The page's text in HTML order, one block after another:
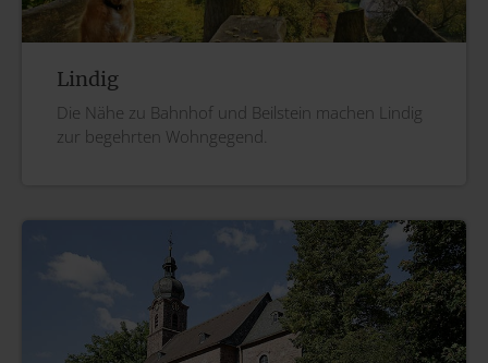
Lindig
Die Nähe zu Bahnhof und Beilstein machen Lindig
zur begehrten Wohngegend.